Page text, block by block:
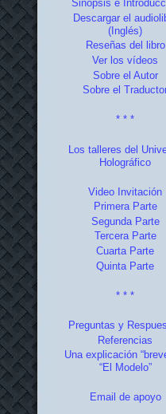
Sinopsis e
Descargar el
(Inglés)
Reseñas del libro
Ver los vídeos
Sobre el Autor
Sobre el
* * *
Los talleres del
Holográfico
Video Invitación
Primera Parte
Segunda Parte
Tercera Parte
Cuarta Parte
Quinta Parte
* * *
Preguntas y
Referencias
Una explicación
“El Modelo”
Email de apoyo